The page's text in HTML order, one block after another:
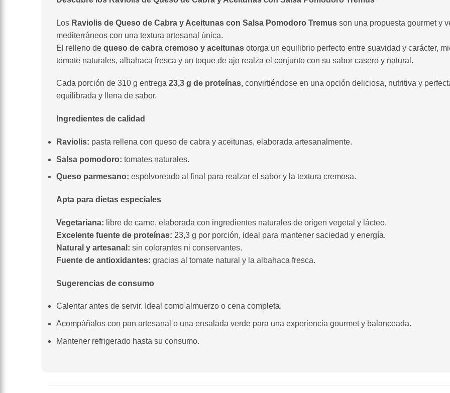
Los Raviolis de Queso de Cabra y Aceitunas con Salsa Pomodoro Tremus son una propuesta gourmet y
mediterráneos con una textura artesanal única.
El relleno dequeso de cabra cremoso y aceitunas otorga un equilibrio perfecto entre suavidad y carácter,
tomate naturales, albahaca fresca y un toque de ajo realza el conjunto con su sabor casero y natural.
Cada porción de 310 g entrega23,3 g de proteínas, convirtiéndose en una opción deliciosa, nutritiva y
equilibrada y llena de sabor.
Ingredientes de calidad
Raviolis: pasta rellena con queso de cabra y aceitunas, elaborada artesanalmente.
Salsa pomodoro: tomates naturales.
Queso parmesano: espolvoreado al final para realzar el sabor y la textura cremosa.
Apta para dietas especiales
Vegetariana: libre de carne, elaborada con ingredientes naturales de origen vegetal y lácteo.
Excelente fuente de proteínas: 23,3 g por porción, ideal para mantener saciedad y energía.
Natural y artesanal: sin colorantes ni conservantes.
Fuente de antioxidantes: gracias al tomate natural y la albahaca fresca.
Sugerencias de consumo
Calentar antes de servir. Ideal como almuerzo o cena completa.
Acompáñalos con pan artesanal o una ensalada verde para una experiencia gourmet y balanceada.
Mantener refrigerado hasta su consumo.